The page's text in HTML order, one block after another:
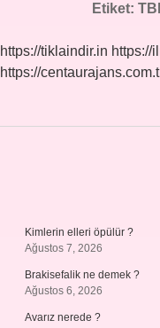
Etiket:
https://tiklaindir.in https://
https://
Kimlerin elleri öpülür ?
Ağustos 7, 2026
Brakisefalik ne demek ?
Ağustos 6, 2026
Avarız nerede ?